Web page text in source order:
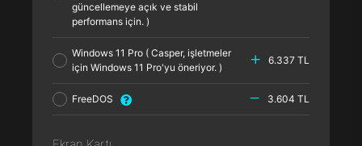
güncellemeye açık ve stabil
performans için. )
Windows 11 Pro ( Casper, işletmeler
için Windows 11 Pro'yu öneriyor. )
6.337 TL
FreeDOS 3.604 TL